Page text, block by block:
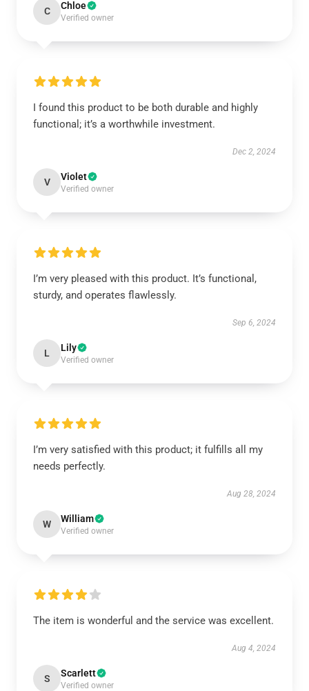
C Chloe
Verified owner
I found this product to be both durable and highly
functional; it’s a worthwhile investment.
Dec 2, 2024
V Violet
Verified owner
I’m very pleased with this product. It’s functional,
sturdy, and operates flawlessly.
Sep 6, 2024
L Lily
Verified owner
I’m very satisfied with this product; it fulfills all my
needs perfectly.
Aug 28, 2024
W William
Verified owner
The item is wonderful and the service was excellent.
Aug 4, 2024
S Scarlett
Verified owner